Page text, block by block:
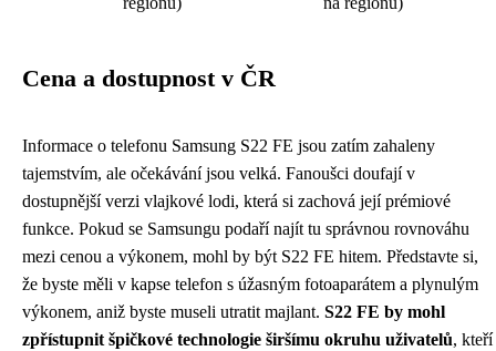
Cena a dostupnost v ČR
Informace o telefonu Samsung S22 FE jsou zatím zahaleny
tajemstvím, ale očekávání jsou velká. Fanoušci doufají v
dostupnější verzi vlajkové lodi, která si zachová její prémiové
funkce. Pokud se Samsungu podaří najít tu správnou rovnováhu
mezi cenou a výkonem, mohl by být S22 FE hitem. Představte si,
že byste měli v kapse telefon s úžasným fotoaparátem a plynulým
výkonem, aniž byste museli utratit majlant. S22 FE by mohl
zpřístupnit špičkové technologie širšímu okruhu uživatelů, kteří